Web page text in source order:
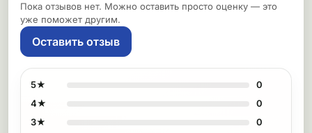
Пока отзывов нет. Можно оставить просто оценку — это
уже поможет другим.
Оставить отзыв
5★
0
4★
0
3★
0